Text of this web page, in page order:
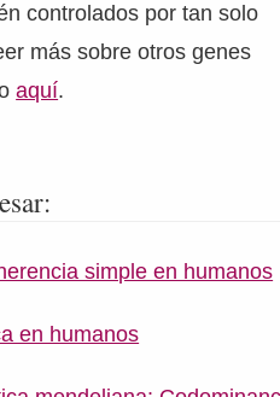
controlados por tan solo
más sobre otros genes
aquí.
simple en humanos
en humanos